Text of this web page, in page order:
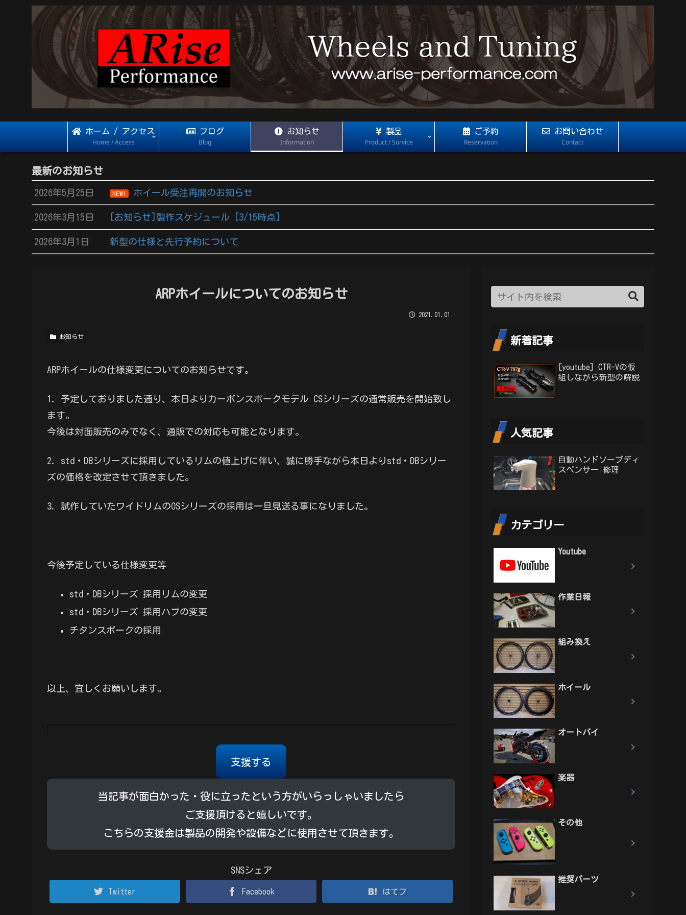
ホーム / アクセス
Home / Access
ブログ
Blog
お知らせ
Information
製品
Product / Survice
ご予約
Reservation
お問い合わせ
Contact
最新のお知らせ
2026年5月25日 NEW! ホイール受注再開のお知らせ
2026年3月15日 [お知らせ]製作スケジュール [3/15時点]
2026年3月1日 新型の仕様と先行予約について
ARPホイールについてのお知らせ
2021.01.01
お知らせ
ARPホイールの仕様変更についてのお知らせです。
1. 予定しておりました通り、本日よりカーボンスポークモデル CSシリーズの通常販売を開始致し
ます。
今後は対面販売のみでなく、通販での対応も可能となります。
2. std・DBシリーズに採用しているリムの値上げに伴い、誠に勝手ながら本日よりstd・DBシリー
ズの価格を改定させて頂きました。
3. 試作していたワイドリムのOSシリーズの採用は一旦見送る事になりました。
今後予定している仕様変更等
std・DBシリーズ 採用リムの変更
std・DBシリーズ 採用ハブの変更
チタンスポークの採用
以上、宜しくお願いします。
支援する
当記事が面白かった・役に立ったという方がいらっしゃいましたら
ご支援頂けると嬉しいです。
こちらの支援金は製品の開発や設備などに使用させて頂きます。
SNSシェア
Twitter Facebook はてブ
新着記事
[youtube] CTR-Vの仮
組しながら新型の解説
人気記事
自動ハンドソープディ
スペンサ― 修理
カテゴリー
Youtube
作業日報
組み換え
ホイール
オートバイ
楽器
その他
推奨パーツ